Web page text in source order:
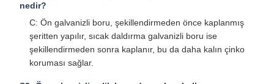
nedir?
C: Ön galvanizli boru, şekillendirmeden önce kaplanmış
şeritten yapılır, sıcak daldırma galvanizli boru ise
şekillendirmeden sonra kaplanır, bu da daha kalın çinko
koruması sağlar.